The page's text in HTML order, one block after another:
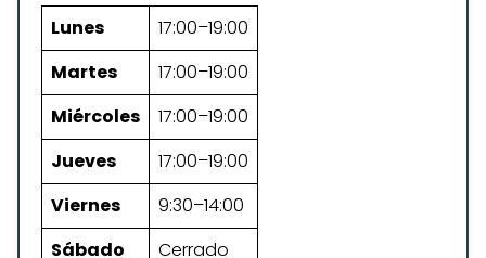
Lunes
17:00–19:00
Martes
17:00–19:00
Miércoles
17:00–19:00
Jueves
17:00–19:00
Viernes
9:30–14:00
Sábado
Cerrado